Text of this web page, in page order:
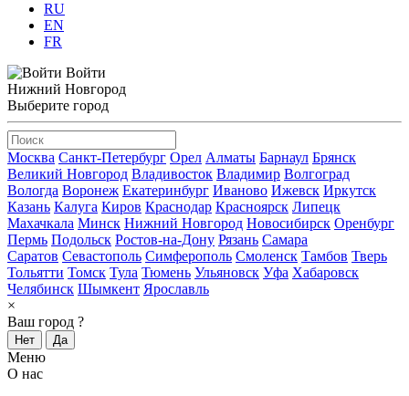
RU
EN
FR
Войти
Нижний Новгород
Выберите город
Москва Санкт-Петербург Орел Алматы Барнаул Брянск
Великий Новгород Владивосток Владимир Волгоград
Вологда Воронеж Екатеринбург Иваново Ижевск Иркутск
Казань Калуга Киров Краснодар Красноярск Липецк
Махачкала Минск Нижний Новгород Новосибирск Оренбург
Пермь Подольск Ростов-на-Дону Рязань Самара
Саратов Севастополь Симферополь Смоленск Тамбов Тверь
Тольятти Томск Тула Тюмень Ульяновск Уфа Хабаровск
Челябинск Шымкент Ярославль
×
Ваш город ?
Нет Да
Меню
О нас